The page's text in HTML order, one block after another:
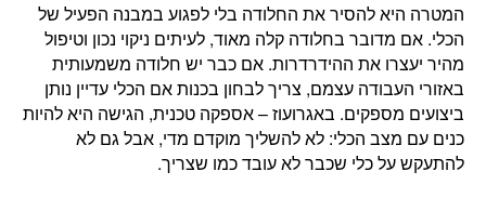
המטרה היא להסיר את החלודה בלי לפגוע במבנה הפעיל של
הכלי. אם מדובר בחלודה קלה מאוד, לעיתים ניקוי נכון וטיפול
מהיר יעצרו את ההידרדרות. אם כבר יש חלודה משמעותית
באזורי העבודה עצמם, צריך לבחון בכנות אם הכלי עדיין נותן
ביצועים מספקים. באגרועוז – אספקה טכנית, הגישה היא להיות
כנים עם מצב הכלי: לא להשליך מוקדם מדי, אבל גם לא
להתעקש על כלי שכבר לא עובד כמו שצריך.